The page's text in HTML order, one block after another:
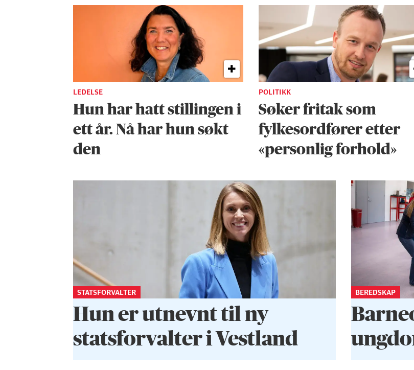
LEDELSE
Hun har hatt stillingen i
ett år. Nå har hun søkt
den
POLITIKK
Søker fritak som
fylkesordfører etter
«personlig forhold»
STATSFORVALTER
Hun er utnevnt til ny
statsforvalter i Vestland
BEREDSKAP